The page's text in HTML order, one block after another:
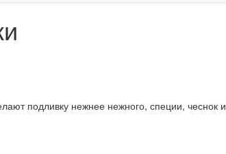
подливку нежнее нежного, специи, чеснок